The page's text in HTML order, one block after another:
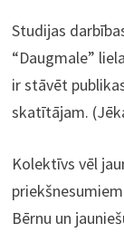
Studijas
“Daugmale”
ir stāvēt
skatītājam.
Kolektīvs vēl
Bērnu un